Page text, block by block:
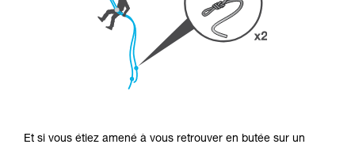
Et si vous étiez amené à vous retrouver en butée sur un